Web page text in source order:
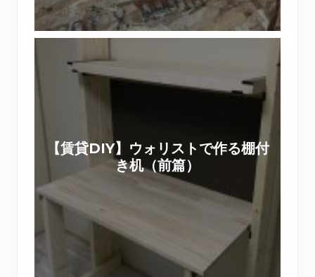
で
ォ
リ
を
た
木
箱
ー
【賃貸DIY】ウォリストで作る棚付
き机（前篇）
貸
】
ウ